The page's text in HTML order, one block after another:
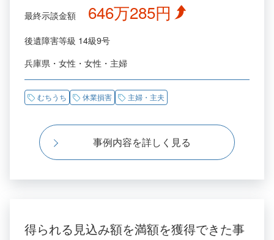
最終示談金額 646万285円
後遺障害等級 14級9号
兵庫県
女性 女性 主婦
むちうち 休業損害 主婦・主夫
事例内容を詳しく見る
得られる見込み額を満額を獲得できた事